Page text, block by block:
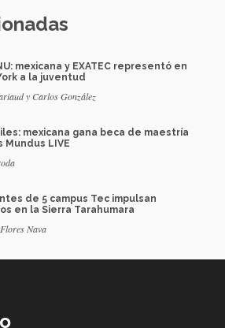
mexicana y EXATEC representó en
a la juventud
y Carlos González
mexicana gana beca de maestría
Mundus LIVE
de 5 campus Tec impulsan
en la Sierra Tarahumara
Nava